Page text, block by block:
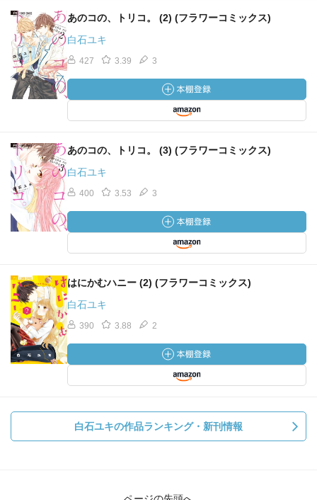
あのコの、トリコ。 (2) (フラワーコミックス)
白石ユキ
427 3.39 3
あのコの、トリコ。 (3) (フラワーコミックス)
白石ユキ
400 3.53 3
はにかむハニー (2) (フラワーコミックス)
白石ユキ
390 3.88 2
白石ユキの作品ランキング・新刊情報